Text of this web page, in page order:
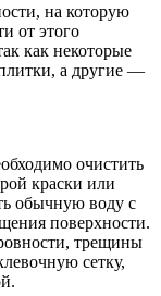
на которую
от этого
как некоторые
а другие —
очистить
краски или
обычную воду с
поверхности.
трещины
сетку,